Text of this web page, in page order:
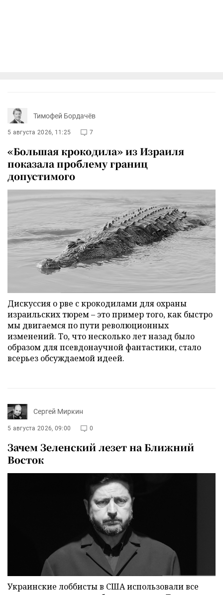
Тимофей Бордачёв
5 августа 2026, 11:25 7
«Большая крокодила» из Израиля
показала проблему границ
допустимого
Дискуссия о рве с крокодилами для охраны
израильских тюрем – это пример того, как быстро
мы двигаемся по пути революционных
изменений. То, что несколько лет назад было
образом для псевдонаучной фантастики, стало
всерьез обсуждаемой идеей.
Сергей Миркин
5 августа 2026, 09:00 0
Зачем Зеленский лезет на Ближний
Восток
Украинские лоббисты в США использовали все